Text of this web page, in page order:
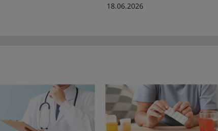
18.06.2026